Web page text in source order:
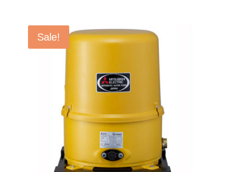
฿5,900.00.฿5,600.00.
Sale!